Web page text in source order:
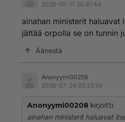
2026-05-17 20:41:44
ainahan ministerit haluavat
jättää orpolla se on tunnin
Äänestä
Anonyymi00256
2026-07-24 05:25:59
Anonyymi00208 kirjoitti:
ainahan ministerit haluavat